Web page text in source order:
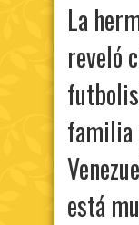
La
reveló
familia
está